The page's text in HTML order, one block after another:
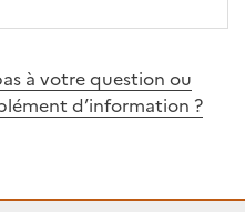
à votre question ou
d’information ?